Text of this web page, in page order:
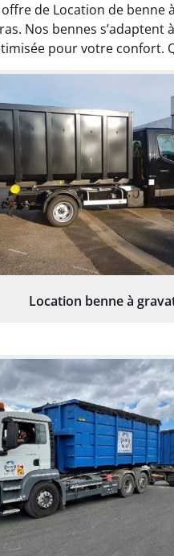
de Location de benne
Nos bennes
pour votre confort.
Location benne à